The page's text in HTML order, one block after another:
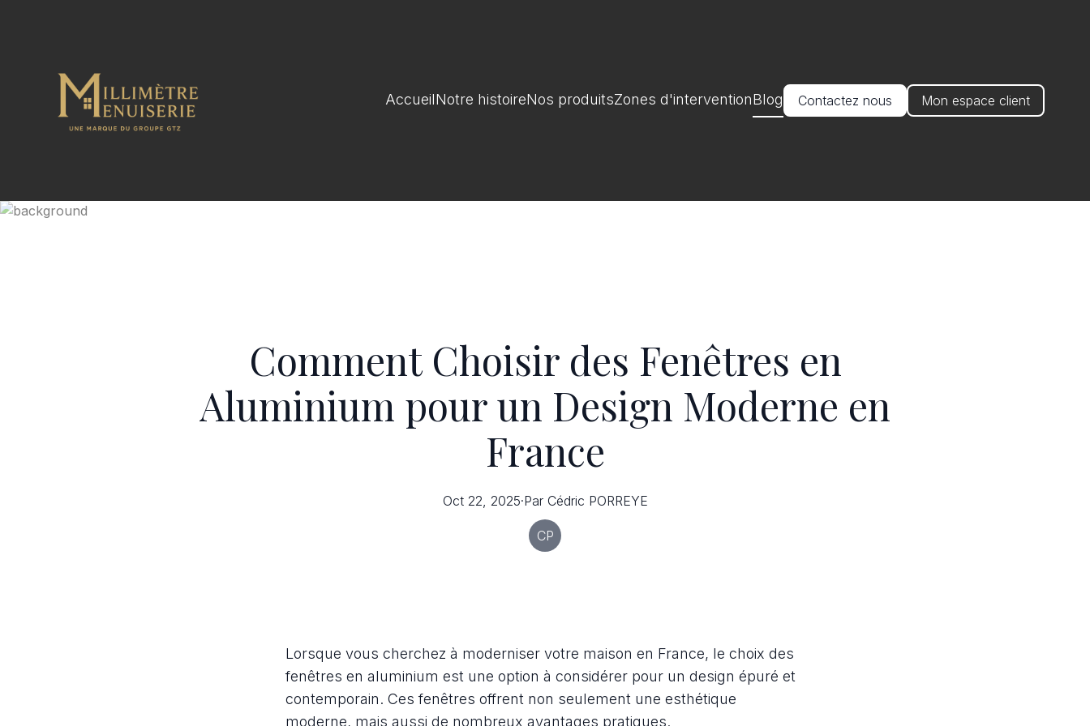
AccueilNotre histoireNos produitsZones d'interventionBlog Contactez nous Mon espace client
Comment Choisir des Fenêtres en
Aluminium pour un Design Moderne en
France
Oct 22, 2025·Par Cédric PORREYE
CP
Lorsque vous cherchez à moderniser votre maison en France, le choix des
fenêtres en aluminium est une option à considérer pour un design épuré et
contemporain. Ces fenêtres offrent non seulement une esthétique
moderne, mais aussi de nombreux avantages pratiques.